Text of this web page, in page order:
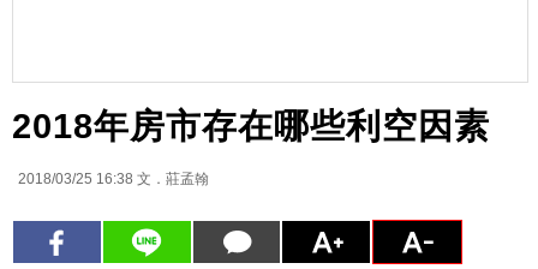
2018年房市存在哪些利空因素
2018/03/25 16:38 文．莊孟翰